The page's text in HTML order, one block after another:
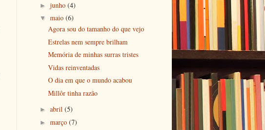
► junho (4)
▼ maio (6)
Agora sou do tamanho do que vejo
Estrelas nem sempre brilham
Memória de minhas surras tristes
Vidas reinventadas
O dia em que o mundo acabou
Millôr tinha razão
► abril (5)
► março (7)